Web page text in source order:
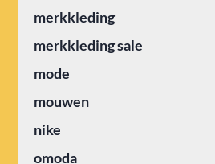
merkkleding
merkkleding sale
mode
mouwen
nike
omoda